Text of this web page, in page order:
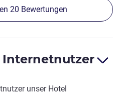
20 Bewertungen
unser Hotel